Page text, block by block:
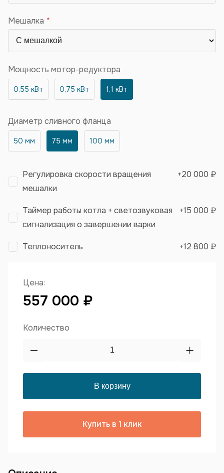
Мешалка
Мощность мотор-редуктора
0,55 кВт 0,75 кВт 1,1 кВт
Диаметр сливного фланца
50 мм 75 мм 100 мм
Регулировка скорости вращения
мешалки
+20 000 ₽
Таймер работы котла + светозвуковая
сигнализация о завершении варки
+15 000 ₽
Теплоноситель +12 800 ₽
Цена:
557 000 ₽
Количество
Купить в 1 клик